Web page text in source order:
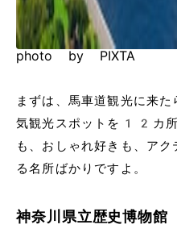
photo by PIXTA
まずは、馬車道観光に来
気観光スポットを12カ所
も、おしゃれ好きも、ア
る名所ばかりですよ。
神奈川県立歴史博物館